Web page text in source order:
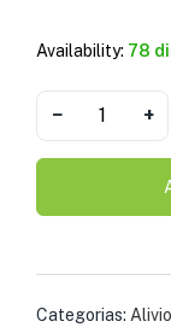
Availability: 78
− +
Categorias: